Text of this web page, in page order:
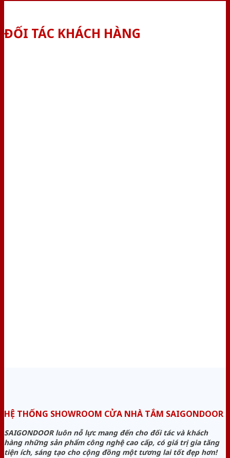
ĐỐI TÁC KHÁCH HÀNG
HỆ THỐNG SHOWROOM CỬA NHÀ TẮM SAIGONDOOR
SAIGONDOOR luôn nỗ lực mang đến cho đối tác và khách
hàng những sản phẩm công nghệ cao cấp, có giá trị gia tăng
tiện ích, sáng tạo cho cộng đồng một tương lai tốt đẹp hơn!